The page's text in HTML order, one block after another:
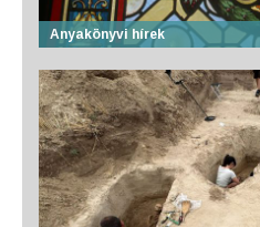
Anyakönyvi hírek